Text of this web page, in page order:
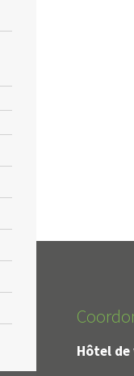
Hôtel de